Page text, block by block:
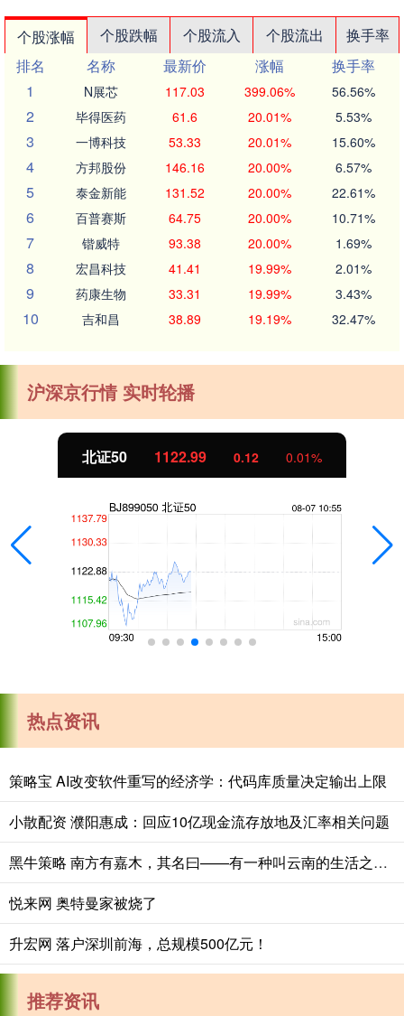
个股涨幅 个股跌幅 个股流入 个股流出
换手率
排名
名称 最新价 涨幅
换手率
1
N展芯 117.03 399.06% 56.56%
2 毕得医药 61.6 20.01% 5.53%
3 一博科技 53.33 20.01% 15.60%
4 方邦股份 146.16 20.00% 6.57%
5 泰金新能 131.52 20.00% 22.61%
6 百普赛斯 64.75 20.00% 10.71%
7 锴威特 93.38 20.00% 1.69%
8 宏昌科技 41.41 19.99% 2.01%
9 药康生物 33.31 19.99% 3.43%
10 吉和昌 38.89 19.19% 32.47%
沪深京行情 实时轮播
北证50 1123.01 0.14 0.01%
热点资讯
策略宝 AI改变软件重写的经济学：代码库质量决定输出上限
小散配资 濮阳惠成：回应10亿现金流存放地及汇率相关问题
黑牛策略 南方有嘉木，其名曰——有一种叫云南的生活之365天
悦来网 奥特曼家被烧了
升宏网 落户深圳前海，总规模500亿元！
推荐资讯